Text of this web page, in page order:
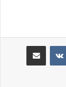
مشاركة عبر البريد